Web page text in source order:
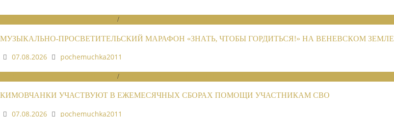
/
МУЗЫКАЛЬНО-ПРОСВЕТИТЕЛЬСКИЙ МАРАФОН «ЗНАТЬ, ЧТОБЫ ГОРДИТЬСЯ!» НА ВЕНЕВСКОМ ЗЕМЛЕ
07.08.2026
pochemuchka2011
/
КИМОВЧАНКИ УЧАСТВУЮТ В ЕЖЕМЕСЯЧНЫХ СБОРАХ ПОМОЩИ УЧАСТНИКАМ СВО
07.08.2026
pochemuchka2011